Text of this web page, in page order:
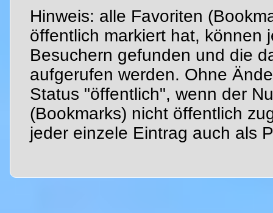
Hinweis: alle Favoriten
öffentlich markiert hat, können
Besuchern gefunden und die
aufgerufen werden. Ohne
Status "öffentlich", wenn der
(Bookmarks) nicht öffentlich
jeder einzele Eintrag auch als